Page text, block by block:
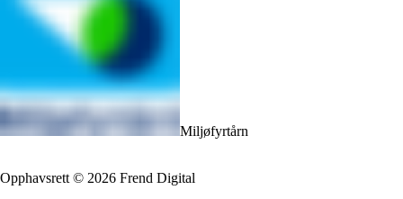
Miljøfyrtårn
Opphavsrett © 2026 Frend Digital